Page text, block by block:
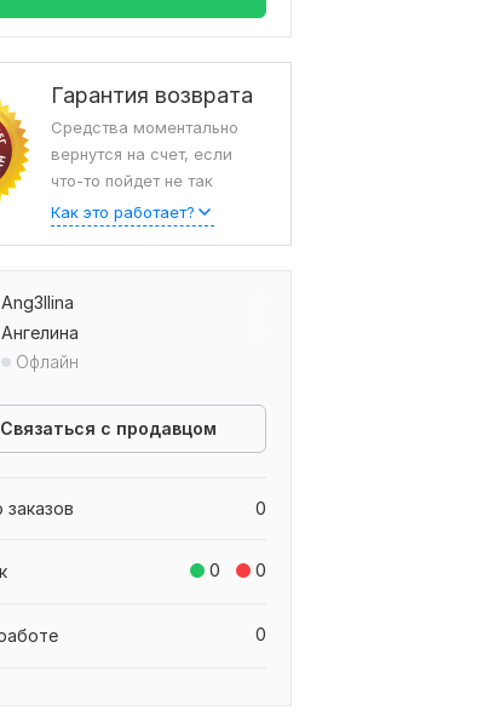
Гарантия возврата
Средства моментально
вернутся на счет, если
что-то пойдет не так
Как это работает?
Ang3llina
Ангелина
Офлайн
Связаться с продавцом
0
0 0
0